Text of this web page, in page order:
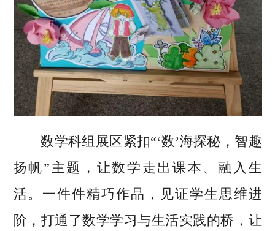
数学科组展区紧扣“‘数’海探秘，智趣
扬帆”主题，让数学走出课本、融入生
活。一件件精巧作品，见证学生思维进
阶，打通了数学学习与生活实践的桥，让